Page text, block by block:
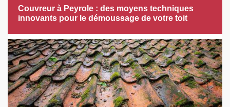
Couvreur à Peyrole : des moyens techniques
innovants pour le démoussage de votre toit